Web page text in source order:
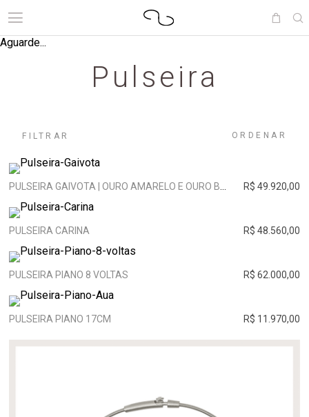
Aguarde...
Pulseira
FILTRAR ORDENAR
R$ 49.920,00
PULSEIRA CARINA R$ 48.560,00
PULSEIRA PIANO 8 VOLTAS R$ 62.000,00
PULSEIRA PIANO 17CM R$ 11.970,00